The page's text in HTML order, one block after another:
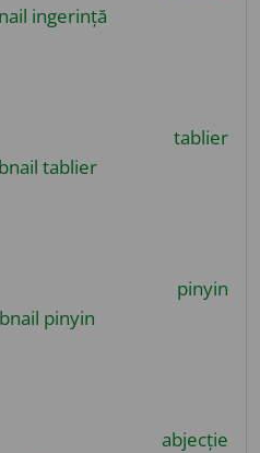
tablier
pinyin
abjecție